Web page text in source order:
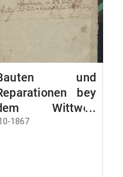
und
bey
Wittwen
1867